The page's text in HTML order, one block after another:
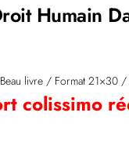
Humain
livre / Format 21×30
colissimo